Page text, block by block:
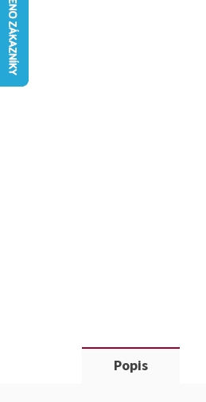
Popis